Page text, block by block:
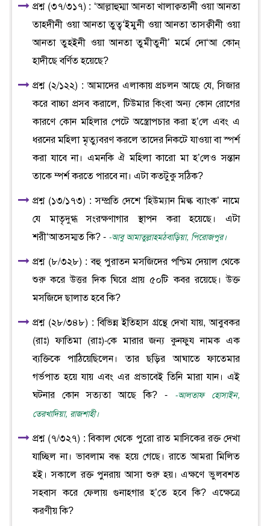
প্রশ্ন (৩৭/৩১৭) : ‘আল্লাহুম্মা আনতা খালাক্বতানী ওয়া আনতা
তাহদীনী ওয়া আনতা তুত্ব‘ইমুনী ওয়া আনতা তাসক্বীনী ওয়া
আনতা তুহইনী ওয়া আনতা তুমীতুনী’ মর্মে দো‘আ কোন্
হাদীছে বর্ণিত হয়েছে?
প্রশ্ন (২/১২২) : আমাদের এলাকায় প্রচলন আছে যে, সিজার
করে বাচ্চা প্রসব করালে, টিউমার কিংবা অন্য কোন রোগের
কারণে কোন মহিলার পেটে অস্ত্রোপচার করা হ’লে এবং এ
ধরনের মহিলা মৃত্যুবরণ করলে তাদের নিকটে যাওয়া বা স্পর্শ
করা যাবে না। এমনকি ঐ মহিলা কারো মা হ’লেও সন্তান
তাকে ম্পর্শ করতে পারবে না। এটা কতটুকু সঠিক?
প্রশ্ন (১৩/১৭৩) : সম্প্রতি দেশে ‘হিউম্যান মিল্ক ব্যাংক’ নামে
যে মাতৃদুগ্ধ সংরক্ষণাগার স্থাপন করা হয়েছে। এটা
শরী‘আতসম্মত কি? - -আবু আমাতুল্লাহমঠবাড়িয়া, পিরোজপুর।
প্রশ্ন (৮/৩২৮) : বহু পুরাতন মসজিদের পশ্চিম দেয়াল থেকে
শুরু করে উত্তর দিক ঘিরে প্রায় ৫০টি কবর রয়েছে। উক্ত
মসজিদে ছালাত হবে কি?
প্রশ্ন (২৮/৩৪৮) : বিভিন্ন ইতিহাস গ্রন্থে দেখা যায়, আবুবকর
(রাঃ) ফাতিমা (রাঃ)-কে মারার জন্য কুনফুয নামক এক
ব্যক্তিকে পাঠিয়েছিলেন। তার ছড়ির আঘাতে ফাতেমার
গর্ভপাত হয়ে যায় এবং এর প্রভাবেই তিনি মারা যান। এই
ঘটনার কোন সত্যতা আছে কি? -
-আলতাফ হোসাইন,
তেরখাদিয়া, রাজশাহী।
প্রশ্ন (৭/৩২৭) : বিকাল থেকে পুরো রাত মাসিকের রক্ত দেখা
যাচ্ছিল না। ভাবলাম বন্ধ হয়ে গেছে। রাতে আমরা মিলিত
হই। সকালে রক্ত পুনরায় আসা শুরু হয়। এক্ষণে ভুলবশত
সহবাস করে ফেলায় গুনাহগার হ’তে হবে কি? এক্ষেত্রে
করণীয় কি?